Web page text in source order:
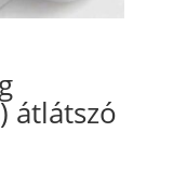
átlátszó